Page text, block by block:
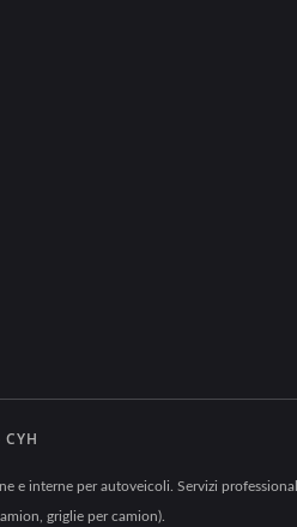
e interne per autoveicoli. Servizi
griglie per camion).